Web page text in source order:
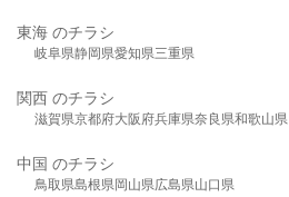
東海 のチラシ
岐阜県静岡県愛知県三重県
関西 のチラシ
滋賀県京都府大阪府兵庫県奈良県和歌山県
中国 のチラシ
鳥取県島根県岡山県広島県山口県